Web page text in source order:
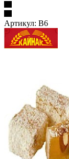
Артикул: В6